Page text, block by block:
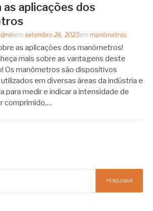
as aplicações dos
em setembro 26, 2023em manômetros
as aplicações dos manômetros!
mais sobre as vantagens deste
Os manômetros são dispositivos
em diversas áreas da indústria e
para medir e indicar a intensidade de
comprimido,…
PESQUISAR